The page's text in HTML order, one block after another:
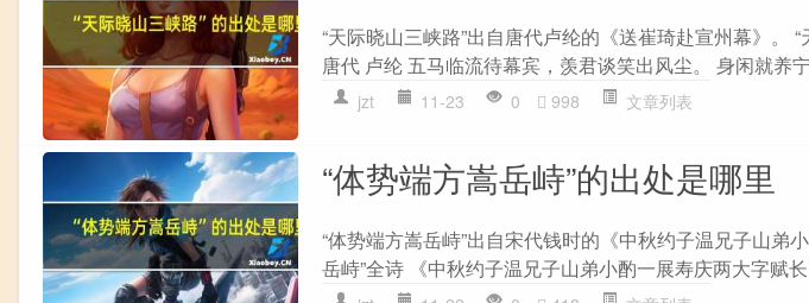
“天际晓山三峡路”出自唐代卢纶的《送崔琦赴宣州幕》。
唐代 卢纶 五马临流待幕宾，羡君谈笑出风尘。 身闲就养
jzt 11-23 0 998 文章列表
“体势端方嵩岳峙”的出处是哪里
“体势端方嵩岳峙”出自宋代钱时的《中秋约子温兄子山弟
岳峙”全诗 《中秋约子温兄子山弟小酌一展寿庆两大字赋